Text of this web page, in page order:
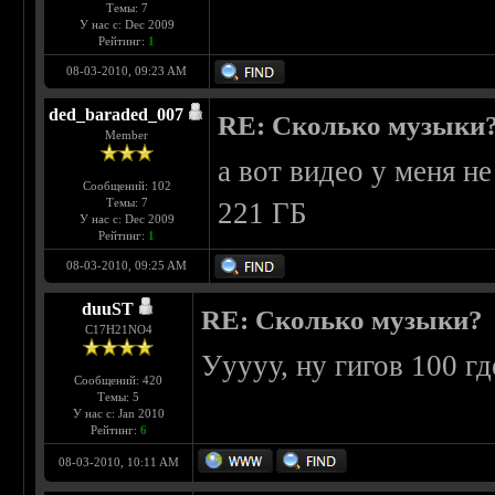
Темы: 7
У нас с: Dec 2009
Рейтинг: 1
08-03-2010, 09:23 AM
ded_baraded_007
Member
Сообщений: 102
Темы: 7
У нас с: Dec 2009
Рейтинг: 1
RE: Сколько
а вот видео у меня
221 ГБ
08-03-2010, 09:25 AM
duuST
С17H21NO4
Сообщений: 420
Темы: 5
У нас с: Jan 2010
Рейтинг: 6
RE: Сколько музыки?
Ууууу, ну гигов 100
08-03-2010, 10:11 AM